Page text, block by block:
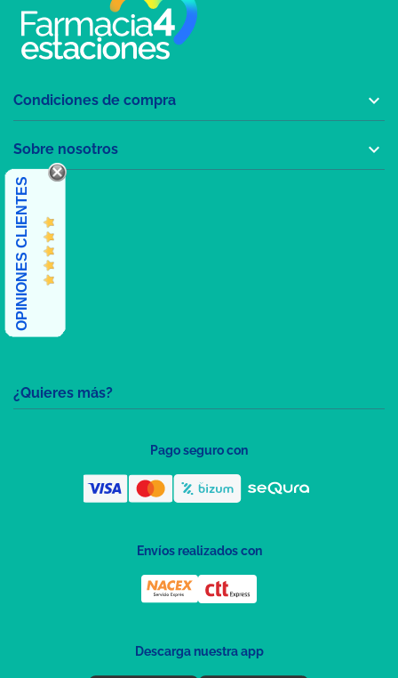
¿Quieres más?
Condiciones de compra 
Sobre nosotros 
OPINIONES CLIENTES
Pago seguro con
Envíos realizados con
Descarga nuestra app